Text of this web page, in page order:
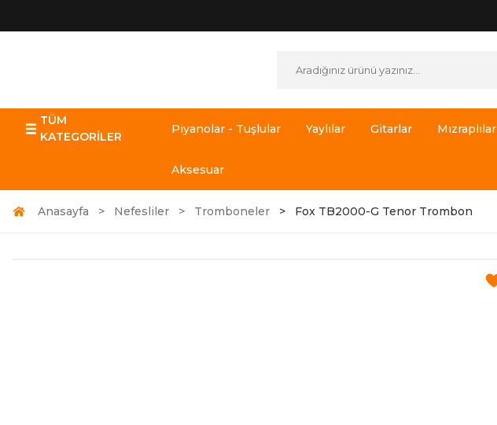
TÜM
KATEGORİLER
Piyanolar - Tuşlular Yaylılar Gitarlar Mızraplılar
Aksesuar
Anasayfa Nefesliler Tromboneler Fox TB2000-G Tenor Trombon